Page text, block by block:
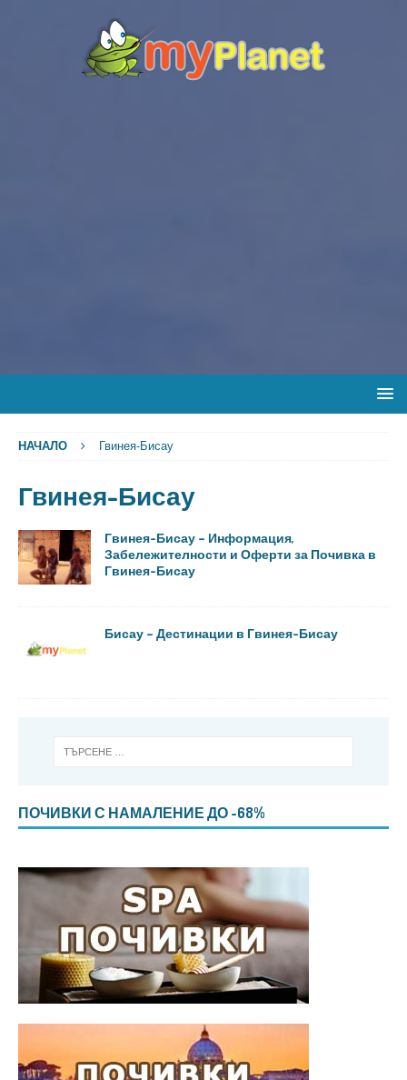
НАЧАЛО Гвинея-Бисау
Гвинея-Бисау
Гвинея-Бисау – Информация,
Забележителности и Оферти за Почивка в
Гвинея-Бисау
Бисау – Дестинации в Гвинея-Бисау
ПОЧИВКИ С НАМАЛЕНИЕ ДО -68%